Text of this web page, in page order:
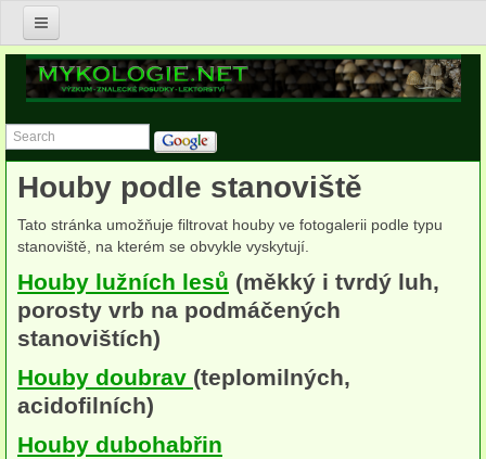
Úvod
Znalecké posudky v oboru mykologie
Postupy asanace biotického napadení v budovách
Posudky zdravotního stavu dřevin a jejich porostů
Výzkum a konzultace v ekologii, biodiverzitě a ochraně hub
Lektorství
Publikace
Houby podle stanoviště
Tato stránka umožňuje filtrovat houby ve fotogalerii podle typu
stanoviště, na kterém se obvykle vyskytují.
Houby lužních lesů (měkký i tvrdý luh,
porosty vrb na podmáčených
stanovištích)
Houby doubrav (teplomilných,
acidofilních)
Houby dubohabřin